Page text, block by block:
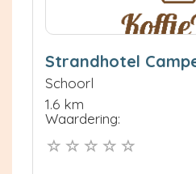
Strandhotel
Schoorl
1.6 km
Waardering: